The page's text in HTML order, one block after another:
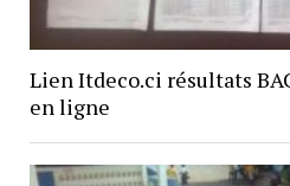
Lien Itdeco.ci résultats
en ligne